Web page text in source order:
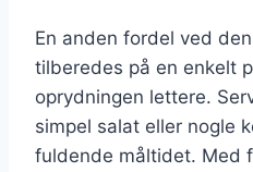
En anden fordel ved
tilberedes på en enkelt
oprydningen lettere.
simpel salat eller nogle
fuldende måltidet. Med